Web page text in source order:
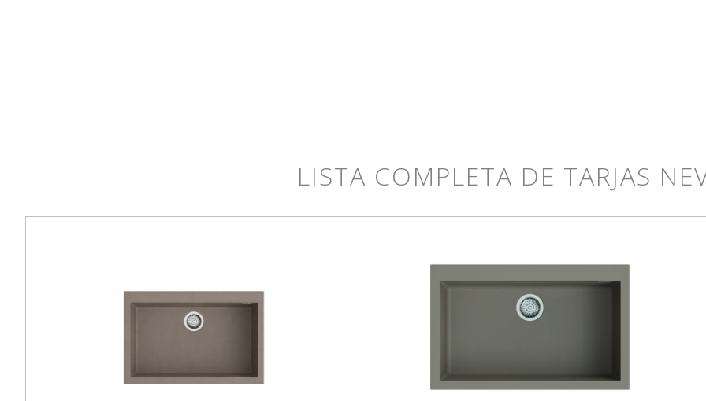
LISTA COMPLETA DE TARJAS